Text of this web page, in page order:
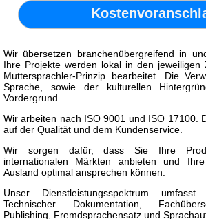
Wir übersetzen branchenübergreifend in
Ihre Projekte werden lokal in den jeweiligen
Muttersprachler-Prinzip bearbeitet. Die
Sprache, sowie der kulturellen
Vordergrund.
Wir arbeiten nach ISO 9001 und ISO 17100.
auf der Qualität und dem Kundenservice.
Wir sorgen dafür, dass Sie Ihre
internationalen Märkten anbieten und
Ausland optimal ansprechen können.
Unser Dienstleistungsspektrum
Technischer Dokumentation,
Publishing, Fremdsprachensatz und